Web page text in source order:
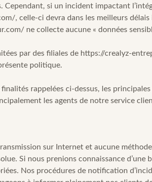
Cependant, si un incident impactant
, celle-ci devra dans les meilleurs
ne collecte aucune « données
par des filiales de https://crealyz-
politique.
rappelées ci-dessus, les
les agents de notre service
sur Internet et aucune
Si nous prenions connaissance
Nos procédures de notification